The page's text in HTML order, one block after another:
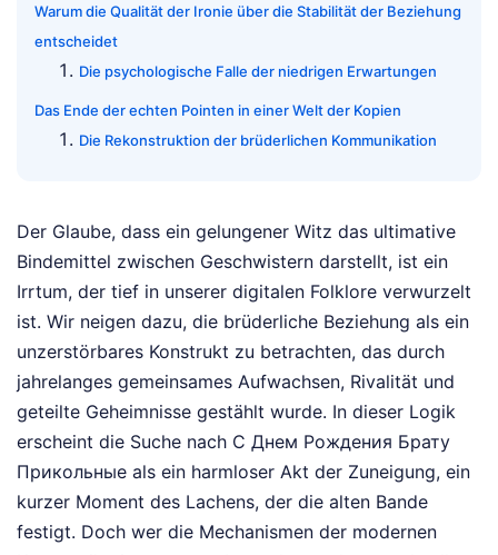
Warum die Qualität der Ironie über die Stabilität der Beziehung
entscheidet
Die psychologische Falle der niedrigen Erwartungen
Das Ende der echten Pointen in einer Welt der Kopien
Die Rekonstruktion der brüderlichen Kommunikation
Der Glaube, dass ein gelungener Witz das ultimative
Bindemittel zwischen Geschwistern darstellt, ist ein
Irrtum, der tief in unserer digitalen Folklore verwurzelt
ist. Wir neigen dazu, die brüderliche Beziehung als ein
unzerstörbares Konstrukt zu betrachten, das durch
jahrelanges gemeinsames Aufwachsen, Rivalität und
geteilte Geheimnisse gestählt wurde. In dieser Logik
erscheint die Suche nach С Днем Рождения Брату
Прикольные als ein harmloser Akt der Zuneigung, ein
kurzer Moment des Lachens, der die alten Bande
festigt. Doch wer die Mechanismen der modernen